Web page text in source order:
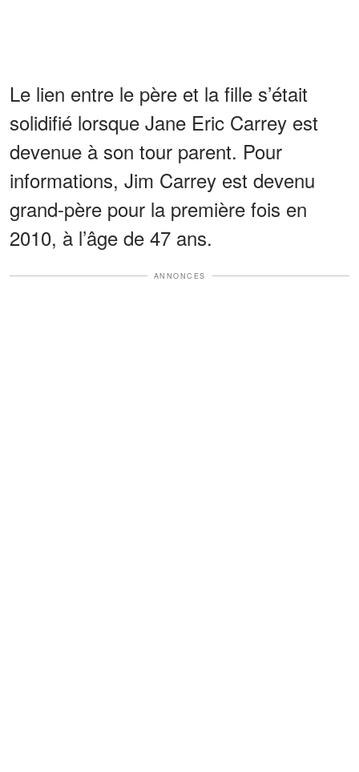
Le lien entre le père et la fille s’était
solidifié lorsque Jane Eric Carrey est
devenue à son tour parent. Pour
informations, Jim Carrey est devenu
grand-père pour la première fois en
2010, à l’âge de 47 ans.
ANNONCES